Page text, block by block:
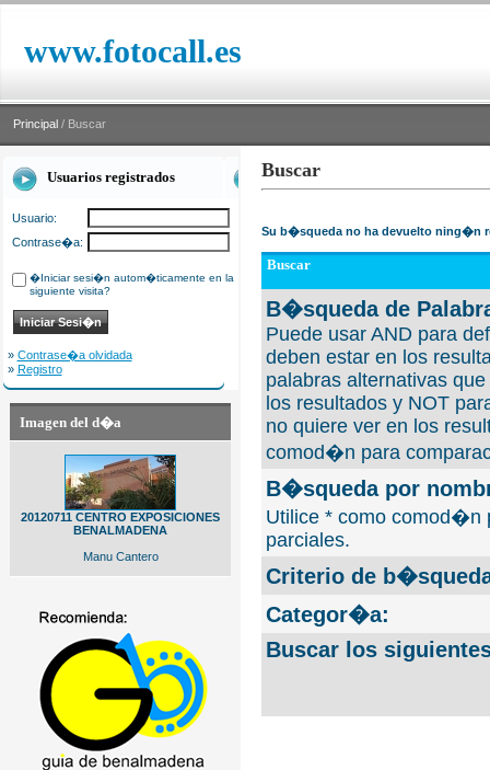
www.fotocall.es
Principal / Buscar
Usuarios registrados
Usuario:
Contrase�a:
�Iniciar sesi�n autom�ticamente en la
siguiente visita?
» Contrase�a olvidada
» Registro
Imagen del d�a
20120711 CENTRO EXPOSICIONES
BENALMADENA
Manu Cantero
Buscar
Su b�squeda no ha devuelto ning�n
Buscar
B�squeda de
Puede usar AND para
deben estar en los
palabras alternativas
los resultados y NOT
no quiere ver en los
comod�n para
B�squeda por
Utilice * como comod�n
parciales.
Criterio de
Categor�a:
Buscar los